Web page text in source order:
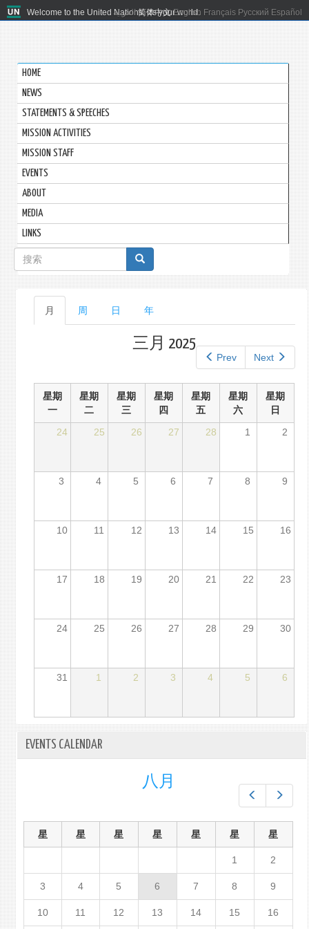
Welcome to the United Nations. It's your world.
العربية 简体中文 English Français Русский Español
HOME
NEWS
STATEMENTS & SPEECHES
MISSION ACTIVITIES
MISSION STAFF
EVENTS
ABOUT
MEDIA
LINKS
搜
索
表
单
主
标
月 周 日 年
Prev Next
三月 2025
星期
一
星期
二
星期
三
星期
四
星期
五
星期
六
星期
日
24
25 26 27 28 1 2
3 4 5 6 7 8 9
10 11 12 13 14 15 16
17 18 19 20 21 22 23
24 25 26 27 28 29 30
31 1 2 3 4 5 6
EVENTS CALENDAR
八月
星 星 星 星 星 星 星
1 2
3 4 5 6 7 8 9
10 11 12 13 14 15 16